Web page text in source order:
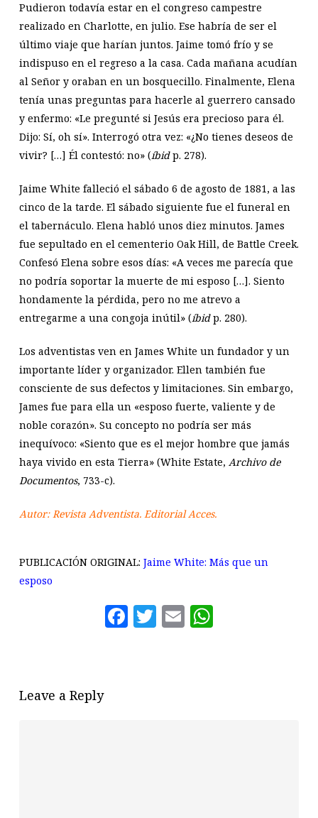
Pudieron todavía estar en el congreso campestre
realizado en Charlotte, en julio. Ese habría de ser el
último viaje que harían juntos. Jaime tomó frío y se
indispuso en el regreso a la casa. Cada mañana acudían
al Señor y oraban en un bosquecillo. Finalmente, Elena
tenía unas preguntas para hacerle al guerrero cansado
y enfermo: «Le pregunté si Jesús era precioso para él.
Dijo: Sí, oh sí». Interrogó otra vez: «¿No tienes deseos de
vivir? […] Él contestó: no» (íbidp. 278).
Jaime White falleció el sábado 6 de agosto de 1881, a las
cinco de la tarde. El sábado siguiente fue el funeral en
el tabernáculo. Elena habló unos diez minutos. James
fue sepultado en el cementerio Oak Hill, de Battle Creek.
Confesó Elena sobre esos días: «A veces me parecía que
no podría soportar la muerte de mi esposo […]. Siento
hondamente la pérdida, pero no me atrevo a
entregarme a una congoja inútil» (íbidp. 280).
Los adventistas ven en James White un fundador y un
importante líder y organizador. Ellen también fue
consciente de sus defectos y limitaciones. Sin embargo,
James fue para ella un «esposo fuerte, valiente y de
noble corazón». Su concepto no podría ser más
inequívoco: «Siento que es el mejor hombre que jamás
haya vivido en esta Tierra» (White Estate, Archivo de
Documentos, 733-c).
Autor: Revista Adventista. Editorial Acces.
PUBLICACIÓN ORIGINAL: Jaime White: Más que un
esposo
Facebook
Twitter
Email
Leave a Reply